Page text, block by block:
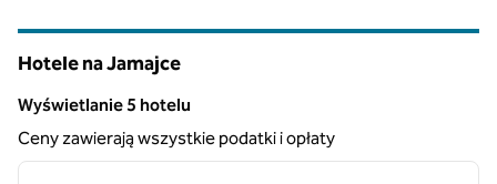
Hotele na Jamajce
Wyświetlanie 5 hotelu
Wyświetlanie 5 hotelu
Ceny zawierają wszystkie podatki i opłaty
1 z 7